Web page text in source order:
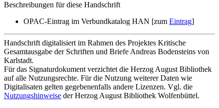
Beschreibungen für diese Handschrift
OPAC-Eintrag im Verbundkatalog HAN [zum Eintrag]
Handschrift digitalisiert im Rahmen des Projektes Kritische
Gesamtausgabe der Schriften und Briefe Andreas Bodensteins von
Karlstadt.
Für das Signaturdokument verzichtet die Herzog August Bibliothek
auf alle Nutzungsrechte. Für die Nutzung weiterer Daten wie
Digitalisaten gelten gegebenenfalls andere Lizenzen. Vgl. die
Nutzungshinweise der Herzog August Bibliothek Wolfenbüttel.